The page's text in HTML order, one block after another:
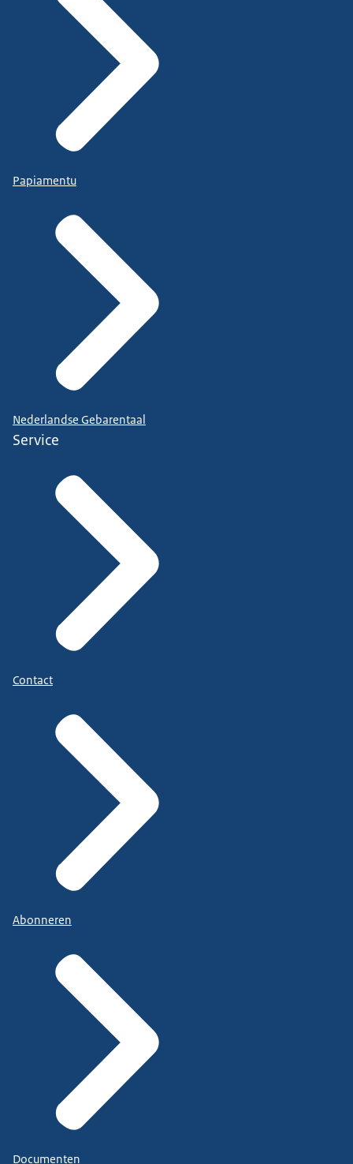
Papiamentu
Nederlandse Gebarentaal
Service
Contact
Abonneren
Documenten